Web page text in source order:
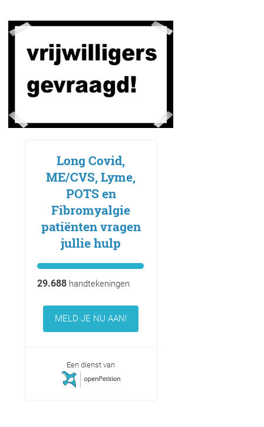
Long Covid,
ME/CVS, Lyme,
POTS en
Fibromyalgie
patiënten vragen
jullie hulp
29.688handtekeningen
MELD JE NU AAN!
Een dienst van